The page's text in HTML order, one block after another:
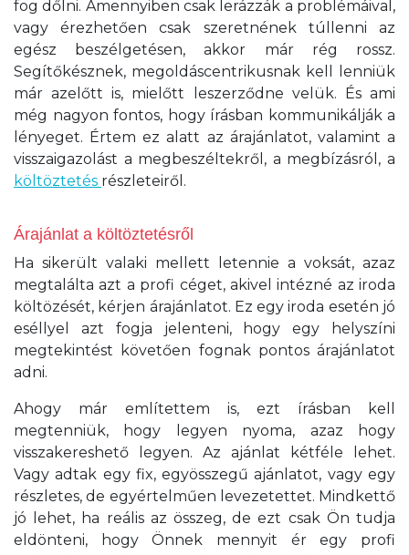
fog dőlni. Amennyiben csak lerázzák a problémáival,
vagy érezhetően csak szeretnének túllenni az
egész beszélgetésen, akkor már rég rossz.
Segítőkésznek, megoldáscentrikusnak kell lenniük
már azelőtt is, mielőtt leszerződne velük. És ami
még nagyon fontos, hogy írásban kommunikálják a
lényeget. Értem ez alatt az árajánlatot, valamint a
visszaigazolást a megbeszéltekről, a megbízásról, a
költöztetés részleteiről.
Árajánlat a költöztetésről
Ha sikerült valaki mellett letennie a voksát, azaz
megtalálta azt a profi céget, akivel intézné az iroda
költözését, kérjen árajánlatot. Ez egy iroda esetén jó
eséllyel azt fogja jelenteni, hogy egy helyszíni
megtekintést követően fognak pontos árajánlatot
adni.
Ahogy már említettem is, ezt írásban kell
megtenniük, hogy legyen nyoma, azaz hogy
visszakereshető legyen. Az ajánlat kétféle lehet.
Vagy adtak egy fix, egyösszegű ajánlatot, vagy egy
részletes, de egyértelműen levezetettet. Mindkettő
jó lehet, ha reális az összeg, de ezt csak Ön tudja
eldönteni, hogy Önnek mennyit ér egy profi